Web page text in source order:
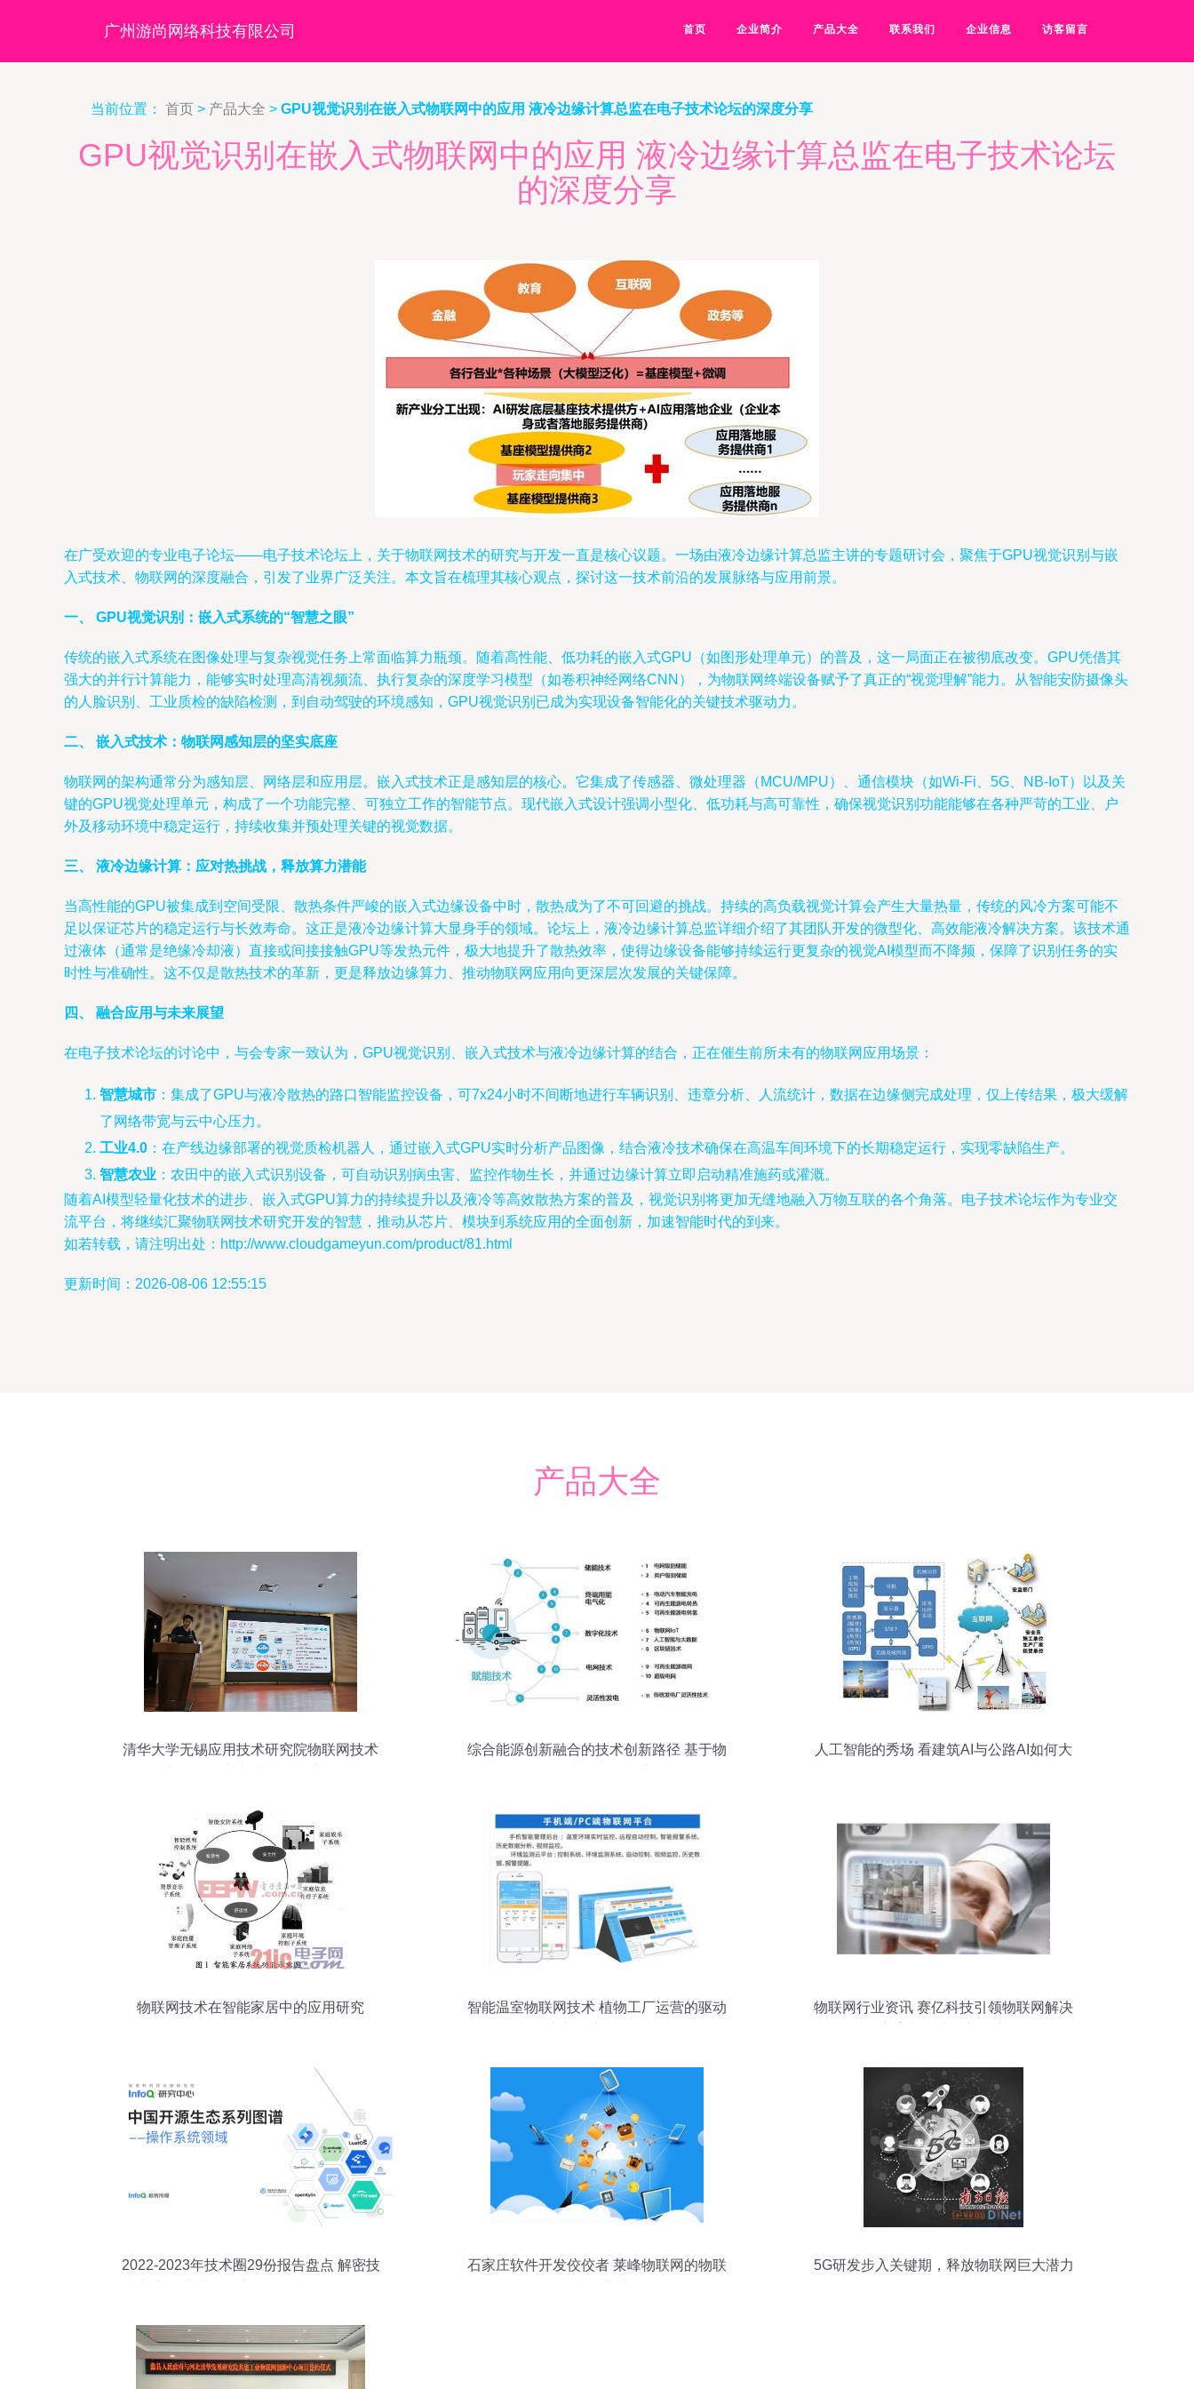
广州游尚网络科技有限公司 首页 企业简介 产品大全 联系我们 企业信息 访客留言
当前位置： 首页 > 产品大全 > GPU视觉识别在嵌入式物联网中的应用 液冷边缘计算总监在电子技术论坛的深度分享
GPU视觉识别在嵌入式物联网中的应用 液冷边缘计算总监在电子技术论坛
的深度分享
在广受欢迎的专业电子论坛——电子技术论坛上，关于物联网技术的研究与开发一直是核心议题。一场由液冷边缘计算总监主讲的专题研讨会，聚焦于GPU视觉识别与嵌
入式技术、物联网的深度融合，引发了业界广泛关注。本文旨在梳理其核心观点，探讨这一技术前沿的发展脉络与应用前景。
一、 GPU视觉识别：嵌入式系统的“智慧之眼”
传统的嵌入式系统在图像处理与复杂视觉任务上常面临算力瓶颈。随着高性能、低功耗的嵌入式GPU（如图形处理单元）的普及，这一局面正在被彻底改变。GPU凭借其
强大的并行计算能力，能够实时处理高清视频流、执行复杂的深度学习模型（如卷积神经网络CNN），为物联网终端设备赋予了真正的“视觉理解”能力。从智能安防摄像头
的人脸识别、工业质检的缺陷检测，到自动驾驶的环境感知，GPU视觉识别已成为实现设备智能化的关键技术驱动力。
二、 嵌入式技术：物联网感知层的坚实底座
物联网的架构通常分为感知层、网络层和应用层。嵌入式技术正是感知层的核心。它集成了传感器、微处理器（MCU/MPU）、通信模块（如Wi-Fi、5G、NB-IoT）以及关
键的GPU视觉处理单元，构成了一个功能完整、可独立工作的智能节点。现代嵌入式设计强调小型化、低功耗与高可靠性，确保视觉识别功能能够在各种严苛的工业、户
外及移动环境中稳定运行，持续收集并预处理关键的视觉数据。
三、 液冷边缘计算：应对热挑战，释放算力潜能
当高性能的GPU被集成到空间受限、散热条件严峻的嵌入式边缘设备中时，散热成为了不可回避的挑战。持续的高负载视觉计算会产生大量热量，传统的风冷方案可能不
足以保证芯片的稳定运行与长效寿命。这正是液冷边缘计算大显身手的领域。论坛上，液冷边缘计算总监详细介绍了其团队开发的微型化、高效能液冷解决方案。该技术通
过液体（通常是绝缘冷却液）直接或间接接触GPU等发热元件，极大地提升了散热效率，使得边缘设备能够持续运行更复杂的视觉AI模型而不降频，保障了识别任务的实
时性与准确性。这不仅是散热技术的革新，更是释放边缘算力、推动物联网应用向更深层次发展的关键保障。
四、 融合应用与未来展望
在电子技术论坛的讨论中，与会专家一致认为，GPU视觉识别、嵌入式技术与液冷边缘计算的结合，正在催生前所未有的物联网应用场景：
智慧城市 ：集成了GPU与液冷散热的路口智能监控设备，可7x24小时不间断地进行车辆识别、违章分析、人流统计，数据在边缘侧完成处理，仅上传结果，极大缓解
了网络带宽与云中心压力。
工业4.0 ：在产线边缘部署的视觉质检机器人，通过嵌入式GPU实时分析产品图像，结合液冷技术确保在高温车间环境下的长期稳定运行，实现零缺陷生产。
智慧农业 ：农田中的嵌入式识别设备，可自动识别病虫害、监控作物生长，并通过边缘计算立即启动精准施药或灌溉。
随着AI模型轻量化技术的进步、嵌入式GPU算力的持续提升以及液冷等高效散热方案的普及，视觉识别将更加无缝地融入万物互联的各个角落。电子技术论坛作为专业交
流平台，将继续汇聚物联网技术研究开发的智慧，推动从芯片、模块到系统应用的全面创新，加速智能时代的到来。
如若转载，请注明出处：http://www.cloudgameyun.com/product/81.html
更新时间：2026-08-06 12:55:15
产品大全
清华大学无锡应用技术研究院物联网技术
综合能源创新融合的技术创新路径 基于物
人工智能的秀场 看建筑AI与公路AI如何大
物联网技术在智能家居中的应用研究
智能温室物联网技术 植物工厂运营的驱动
物联网行业资讯 赛亿科技引领物联网解决
2022-2023年技术圈29份报告盘点 解密技
说】 翻开最冷热交替一代中坚成长的旗舰
智库21干货一揽子解码要素和指数指标背
后的密码。“拼课报告链，预判最优成长
石家庄软件开发佼佼者 莱峰物联网的物联
5G研发步入关键期，释放物联网巨大潜力